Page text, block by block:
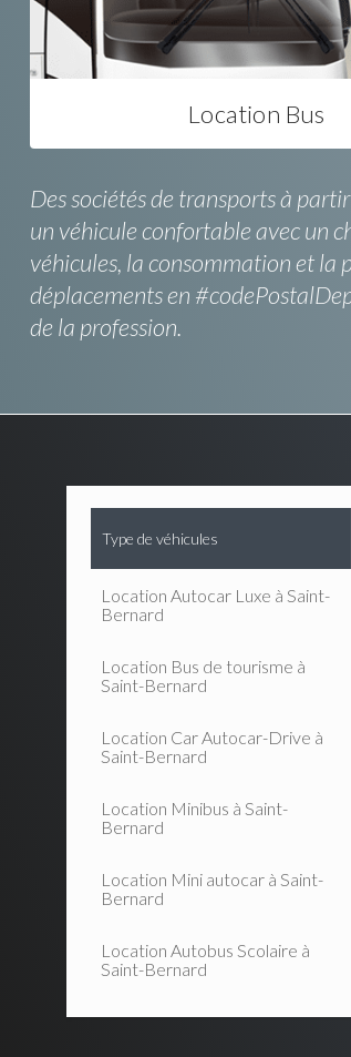
Location Bus
Des sociétés de transports à
un véhicule confortable avec un
véhicules, la consommation et la
déplacements en
de la profession.
Type de véhicules
Location Autocar Luxe à Saint-
Bernard
Location Bus de tourisme à
Saint-Bernard
Location Car Autocar-Drive à
Saint-Bernard
Location Minibus à Saint-
Bernard
Location Mini autocar à Saint-
Bernard
Location Autobus Scolaire à
Saint-Bernard